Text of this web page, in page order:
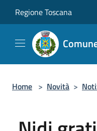
Regione Toscana
Home > Novità >